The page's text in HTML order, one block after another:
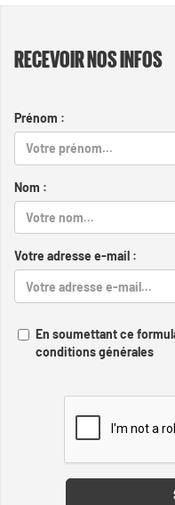
RECEVOIR NOS INFOS
Prénom :
Nom :
Votre adresse e-mail :
En soumettant ce
conditions générales